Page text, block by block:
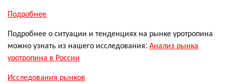
Подробнее
Подробнее о ситуации и тенденциях на рынке уротропина
можно узнать из нашего исследования: Анализ рынка
уротропина в России
Исследования рынков